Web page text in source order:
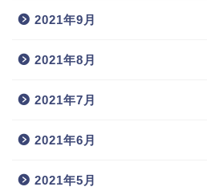
2021年9月
2021年8月
2021年7月
2021年6月
2021年5月